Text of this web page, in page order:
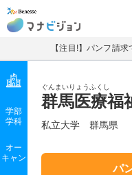
マナビジョン
【注目!】パンフ請
ぐんまいりょうふくし
群馬医療福
私立大学 群馬県
パ
学部
学科
オー
キャン